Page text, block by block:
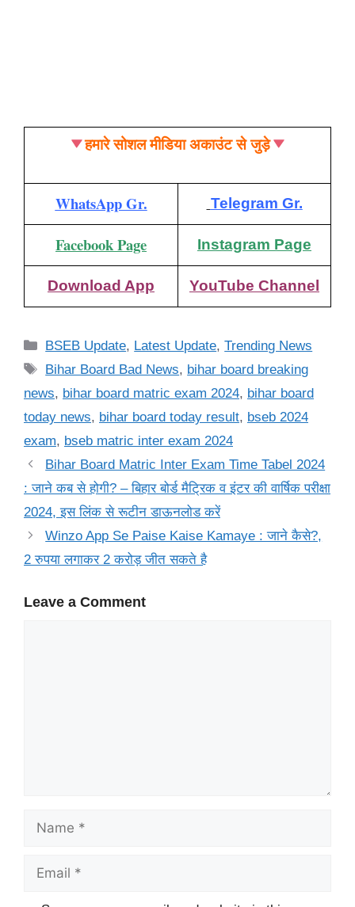
हमारे सोशल मीडिया अकाउंट से जुड़े
WhatsApp Gr. Telegram Gr.
Facebook Page Instagram Page
Download App YouTube Channel
Categories
BSEB Update, Latest Update,Trending News
Tags
Bihar Board Bad News, bihar board breaking
news, bihar board matric exam 2024, bihar board
today news, bihar board today result, bseb 2024
exam, bseb matric inter exam 2024
Bihar Board Matric Inter Exam Time Tabel 2024
: जाने कब से होगी? – बिहार बोर्ड मैट्रिक व इंटर की वार्षिक परीक्षा
2024, इस लिंक से रूटीन डाऊनलोड करें
Winzo App Se Paise Kaise Kamaye : जाने कैसे?,
2 रुपया लगाकर 2 करोड़ जीत सकते है
Leave a Comment
Name
Email